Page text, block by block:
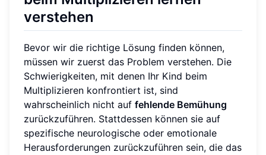
verstehen
Bevor wir die richtige Lösung finden können,
müssen wir zuerst das Problem verstehen. Die
Schwierigkeiten, mit denen Ihr Kind beim
Multiplizieren konfrontiert ist, sind
wahrscheinlich nicht auf fehlende Bemühung
zurückzuführen. Stattdessen können sie auf
spezifische neurologische oder emotionale
Herausforderungen zurückzuführen sein, die das